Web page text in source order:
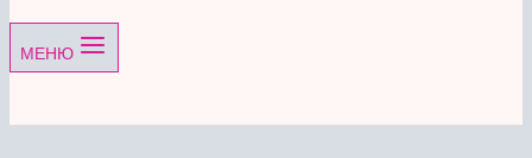
МЕНЮ